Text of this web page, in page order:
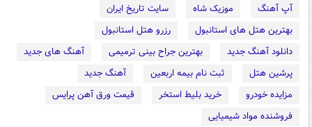
آپ آهنگ موزیک شاه
سایت تاریخ ایران
بهترین هتل های استانبول
رزرو هتل استانبول
دانلود آهنگ جدید
بهترین جراح بینی ترمیمی
آهنگ های جدید
پرشین هتل
ثبت نام بیمه اربعین
آهنگ جدید
مزایده خودرو
خرید بلیط استخر
قیمت ورق آهن پرایس
فروشنده مواد شیمیایی